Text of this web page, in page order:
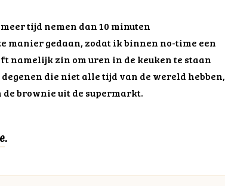
tijd nemen dan 10 minuten
manier gedaan, zodat ik binnen no-time een
namelijk zin om uren in de keuken te staan
die niet alle tijd van de wereld hebben,
brownie uit de supermarkt.
.